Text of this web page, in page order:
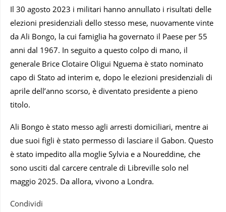
Il 30 agosto 2023 i militari hanno annullato i risultati delle
elezioni presidenziali dello stesso mese, nuovamente vinte
da Ali Bongo, la cui famiglia ha governato il Paese per 55
anni dal 1967. In seguito a questo colpo di mano, il
generale Brice Clotaire Oligui Nguema è stato nominato
capo di Stato ad interim e, dopo le elezioni presidenziali di
aprile dell’anno scorso, è diventato presidente a pieno
titolo.
Ali Bongo è stato messo agli arresti domiciliari, mentre ai
due suoi figli è stato permesso di lasciare il Gabon. Questo
è stato impedito alla moglie Sylvia e a Noureddine, che
sono usciti dal carcere centrale di Libreville solo nel
maggio 2025. Da allora, vivono a Londra.
Condividi